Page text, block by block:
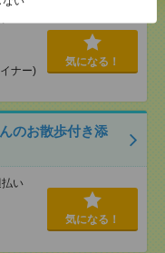
ナー)
気になる！
のお散歩付き添
い
気になる！